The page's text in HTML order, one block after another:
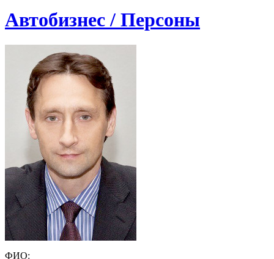
Автобизнес / Персоны
ФИО: